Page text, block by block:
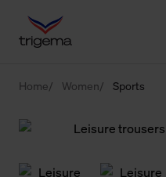
Home Women Sports